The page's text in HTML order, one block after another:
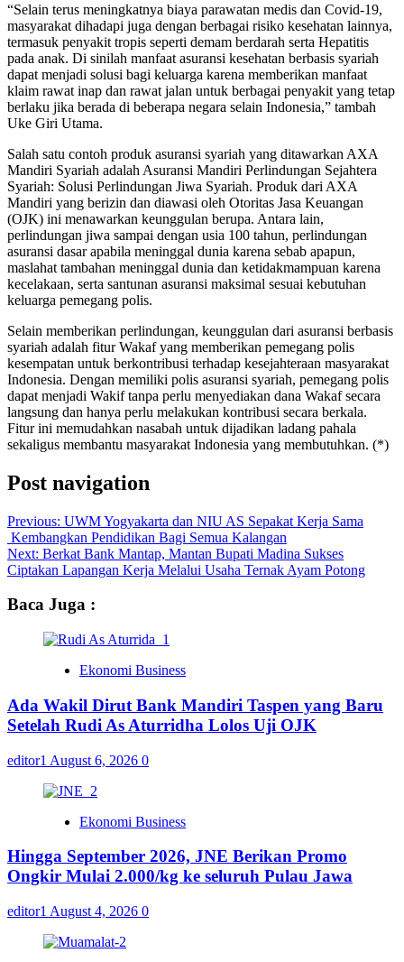
“Selain terus meningkatnya biaya parawatan medis dan Covid-19,
masyarakat dihadapi juga dengan berbagai risiko kesehatan lainnya,
termasuk penyakit tropis seperti demam berdarah serta Hepatitis
pada anak. Di sinilah manfaat asuransi kesehatan berbasis syariah
dapat menjadi solusi bagi keluarga karena memberikan manfaat
klaim rawat inap dan rawat jalan untuk berbagai penyakit yang tetap
berlaku jika berada di beberapa negara selain Indonesia,” tambah
Uke Giri Utama.
Salah satu contoh produk asuransi syariah yang ditawarkan AXA
Mandiri Syariah adalah Asuransi Mandiri Perlindungan Sejahtera
Syariah: Solusi Perlindungan Jiwa Syariah. Produk dari AXA
Mandiri yang berizin dan diawasi oleh Otoritas Jasa Keuangan
(OJK) ini menawarkan keunggulan berupa. Antara lain,
perlindungan jiwa sampai dengan usia 100 tahun, perlindungan
asuransi dasar apabila meninggal dunia karena sebab apapun,
maslahat tambahan meninggal dunia dan ketidakmampuan karena
kecelakaan, serta santunan asuransi maksimal sesuai kebutuhan
keluarga pemegang polis.
Selain memberikan perlindungan, keunggulan dari asuransi berbasis
syariah adalah fitur Wakaf yang memberikan pemegang polis
kesempatan untuk berkontribusi terhadap kesejahteraan masyarakat
Indonesia. Dengan memiliki polis asuransi syariah, pemegang polis
dapat menjadi Wakif tanpa perlu menyediakan dana Wakaf secara
langsung dan hanya perlu melakukan kontribusi secara berkala.
Fitur ini memudahkan nasabah untuk dijadikan ladang pahala
sekaligus membantu masyarakat Indonesia yang membutuhkan. (*)
Post navigation
Previous: UWM Yogyakarta dan NIU AS Sepakat Kerja Sama
Kembangkan Pendidikan Bagi Semua Kalangan
Next: Berkat Bank Mantap, Mantan Bupati Madina Sukses
Ciptakan Lapangan Kerja Melalui Usaha Ternak Ayam Potong
Baca Juga :
Ekonomi Business
Ada Wakil Dirut Bank Mandiri Taspen yang Baru
Setelah Rudi As Aturridha Lolos Uji OJK
editor1 August 6, 2026 0
Ekonomi Business
Hingga September 2026, JNE Berikan Promo
Ongkir Mulai 2.000/kg ke seluruh Pulau Jawa
editor1 August 4, 2026 0